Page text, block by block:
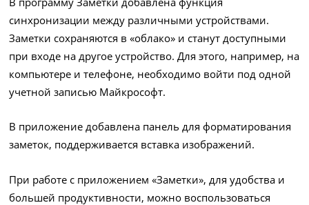
синхронизации между различными устройствами.
Заметки сохраняются в «облако» и станут доступными
при входе на другое устройство. Для этого, например, на
компьютере и телефоне, необходимо войти под одной
учетной записью Майкрософт.
В приложение добавлена панель для форматирования
заметок, поддерживается вставка изображений.
При работе с приложением «Заметки», для удобства и
большей продуктивности, можно воспользоваться